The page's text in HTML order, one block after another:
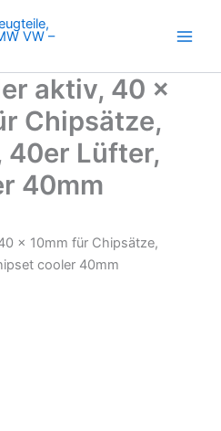
aktiv, 40 x
Chipsätze,
Lüfter,
40mm
x 10mm für Chipsätze,
cooler 40mm